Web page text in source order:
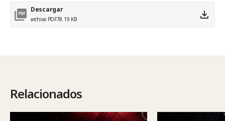
Descargar
archivo PDF78.19 KB
Relacionados